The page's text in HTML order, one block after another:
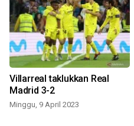
Villarreal taklukkan Real
Madrid 3-2
Minggu, 9 April 2023